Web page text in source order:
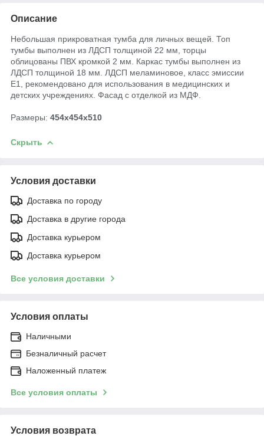
Описание
Небольшая прикроватная тумба для личных вещей. Топ
тумбы выполнен из ЛДСП толщиной 22 мм, торцы
облицованы ПВХ кромкой 2 мм. Каркас тумбы выполнен из
ЛДСП толщиной 18 мм. ЛДСП меламиновое, класс эмиссии
Е1, рекомендовано для использования в медицинских и
детских учреждениях. Фасад с отделкой из МДФ.
Размеры: 454х454х510
Скрыть
Условия доставки
Доставка по городу
Доставка в другие города
Доставка курьером
Доставка курьером
Все условия доставки
Условия оплаты
Наличными
Безналичный расчет
Наложенный платеж
Все условия оплаты
Условия возврата